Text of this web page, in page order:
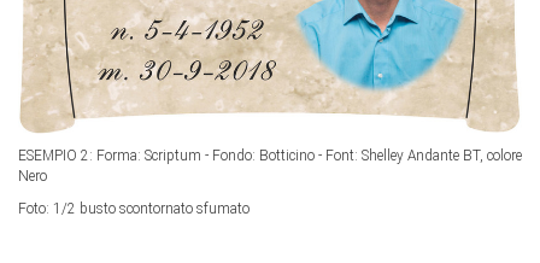
ESEMPIO 2: Forma: Scriptum - Fondo: Botticino - Font: Shelley Andante BT, colore
Nero
Foto: 1/2 busto scontornato sfumato